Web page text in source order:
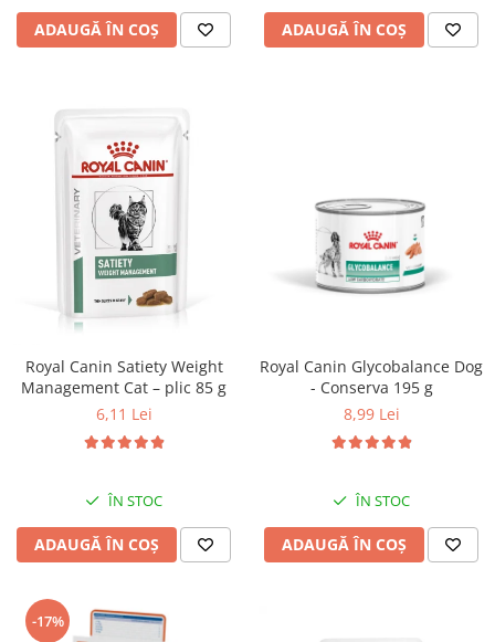
ADAUGĂ ÎN COȘ ADAUGĂ ÎN COȘ
Royal Canin Satiety Weight
Management Cat – plic 85 g
6,11 Lei
ÎN STOC
ADAUGĂ ÎN COȘ
Royal Canin Glycobalance Dog
- Conserva 195 g
8,99 Lei
ÎN STOC
ADAUGĂ ÎN COȘ
-17%